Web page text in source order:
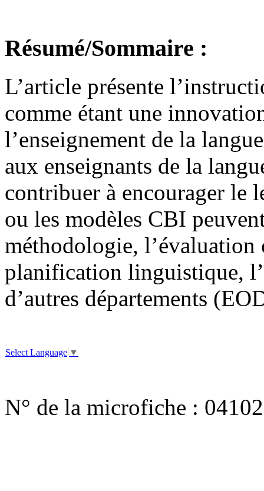
Résumé/Sommaire :
L’article présente
comme étant une
l’enseignement de la
aux enseignants de la
contribuer à encourager le
ou les modèles CBI
méthodologie,
planification linguistique,
d’autres départements
Select Language ▼
N° de la microfiche :